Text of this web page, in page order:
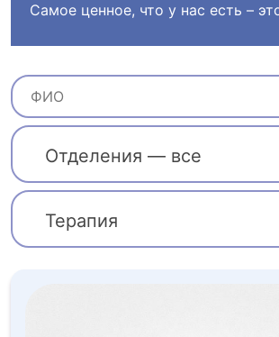
Самое ценное, что у нас есть –
Отделения — все
Терапия